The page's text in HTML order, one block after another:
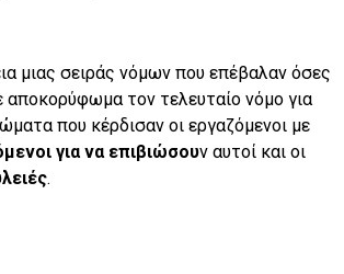
μιας σειράς νόμων που επέβαλαν όσες
τον τελευταίο νόμο για
που κέρδισαν οι εργαζόμενοι με
για να επιβιώσουν αυτοί και οι
.